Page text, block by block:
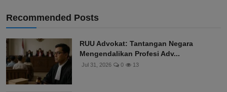
Recommended Posts
RUU Advokat: Tantangan Negara
Mengendalikan Profesi Adv...
Jul 31, 2026 0 13